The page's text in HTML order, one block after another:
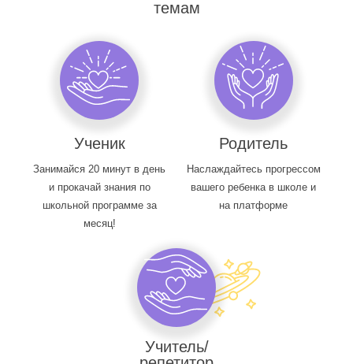
темам
Ученик
Занимайся 20 минут в день
и прокачай знания по
школьной программе за
месяц!
Родитель
Наслаждайтесь прогрессом
вашего ребенка в школе и
на платформе
Учитель/